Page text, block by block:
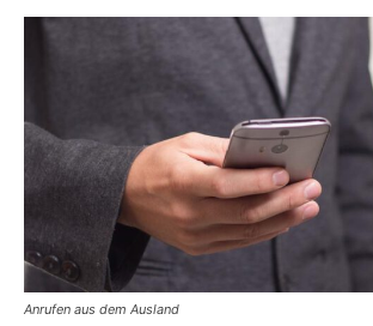
Anrufen aus dem Ausland